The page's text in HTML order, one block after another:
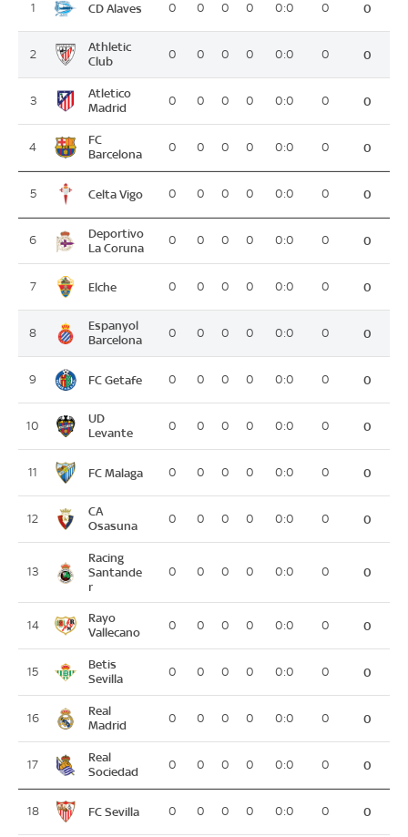
1 CD Alaves 0 0 0 0 0:0 0 0
2
Athletic
Club
0 0 0 0 0:0 0 0
3
Atletico
Madrid
0 0 0 0 0:0 0 0
4
FC
Barcelona
0 0 0 0 0:0 0 0
5 Celta Vigo 0 0 0 0 0:0 0 0
6
Deportivo
La Coruna
0 0 0 0 0:0 0 0
7 Elche 0 0 0 0 0:0 0 0
8
Espanyol
Barcelona
0 0 0 0 0:0 0 0
9 FC Getafe 0 0 0 0 0:0 0 0
10
UD
Levante
0 0 0 0 0:0 0 0
11 FC Malaga 0 0 0 0 0:0 0 0
12
CA
Osasuna
0 0 0 0 0:0 0 0
13
Racing
Santande
r
0 0 0 0 0:0 0 0
14
Rayo
Vallecano
0 0 0 0 0:0 0 0
15
Betis
Sevilla
0 0 0 0 0:0 0 0
16
Real
Madrid
0 0 0 0 0:0 0 0
17
Real
Sociedad
0 0 0 0 0:0 0 0
18 FC Sevilla 0 0 0 0 0:0 0 0